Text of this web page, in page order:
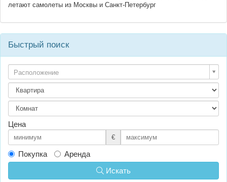
летают самолеты из Москвы и Санкт-Петербург
Быстрый поиск
Расположение
Цена
€
Покупка
Аренда
Искать